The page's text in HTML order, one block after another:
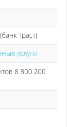
Траст)
услуги
8 800 200